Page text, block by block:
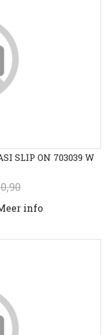
SLIP ON 703039 W
info